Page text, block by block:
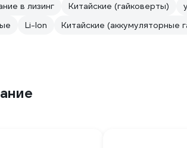
в лизинг Китайские (гайковерты)
Li-Ion
Китайские (аккумуляторные